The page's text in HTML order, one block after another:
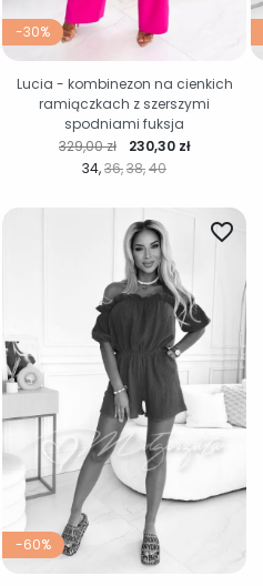
-30%
34 36 38 40
Cena regularna
329,00 zł Cena
230,30 zł
Lucia - kombinezon na cienkich
ramiączkach z szerszymi
spodniami fuksja
-60%
favorite_border